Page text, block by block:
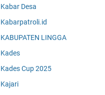
Kabar Desa
Kabarpatroli.id
KABUPATEN LINGGA
Kades
Kades Cup 2025
Kajari